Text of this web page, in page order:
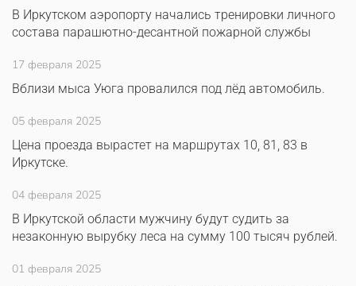
В Иркутском аэропорту начались тренировки личного
состава парашютно-десантной пожарной службы
17 февраля 2025
Вблизи мыса Уюга провалился под лёд автомобиль.
05 февраля 2025
Цена проезда вырастет на маршрутах 10, 81, 83 в
Иркутске.
04 февраля 2025
В Иркутской области мужчину будут судить за
незаконную вырубку леса на сумму 100 тысяч рублей.
01 февраля 2025